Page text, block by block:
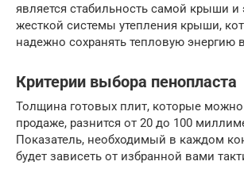
является стабильность самой крыши
жесткой системы утепления крыши,
надежно сохранять тепловую энергию
Критерии выбора пенопласта
Толщина готовых плит, которые
продаже, разнится от 20 до 100
Показатель, необходимый в каждом
будет зависеть от избранной вами